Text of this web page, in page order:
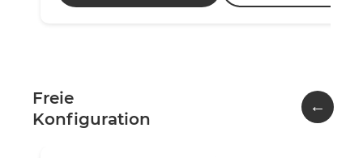
Freie
Konfiguration
←